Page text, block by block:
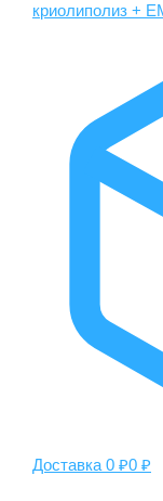
криолиполиз +
Доставка 0 ₽0 ₽